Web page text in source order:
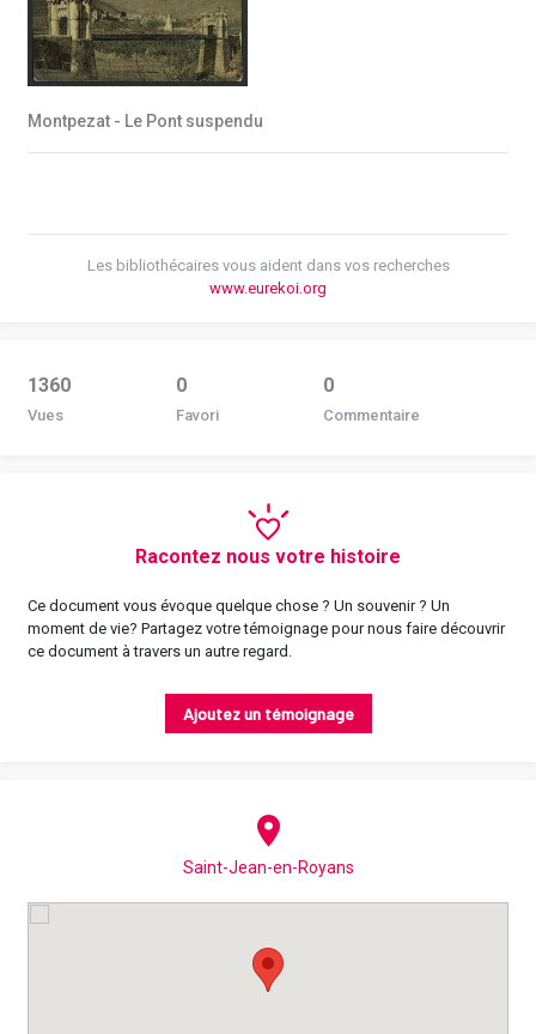
Montpezat - Le Pont suspendu
Les bibliothécaires vous aident dans vos recherches
www.eurekoi.org
1360
Vues
0
Favori
0
Commentaire
Racontez nous votre histoire
Ce document vous évoque quelque chose ? Un souvenir ? Un
moment de vie? Partagez votre témoignage pour nous faire découvrir
ce document à travers un autre regard.
Ajoutez un témoignage
Saint-Jean-en-Royans